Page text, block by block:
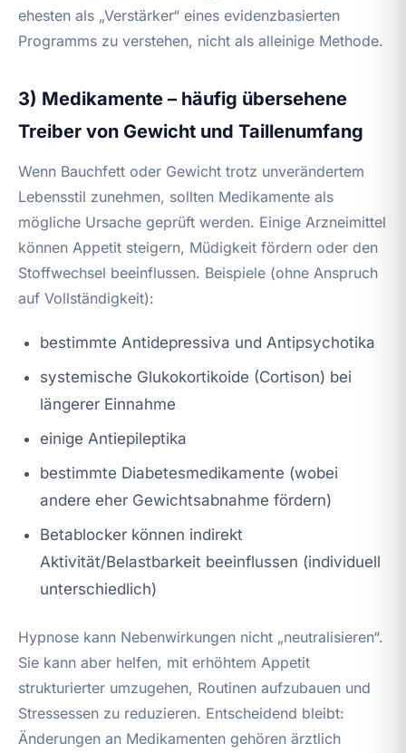
ehesten als „Verstärker“ eines evidenzbasierten
Programms zu verstehen, nicht als alleinige Methode.
3) Medikamente – häufig übersehene
Treiber von Gewicht und Taillenumfang
Wenn Bauchfett oder Gewicht trotz unverändertem
Lebensstil zunehmen, sollten Medikamente als
mögliche Ursache geprüft werden. Einige Arzneimittel
können Appetit steigern, Müdigkeit fördern oder den
Stoffwechsel beeinflussen. Beispiele (ohne Anspruch
auf Vollständigkeit):
bestimmte Antidepressiva und Antipsychotika
systemische Glukokortikoide (Cortison) bei
längerer Einnahme
einige Antiepileptika
bestimmte Diabetesmedikamente (wobei
andere eher Gewichtsabnahme fördern)
Betablocker können indirekt
Aktivität/Belastbarkeit beeinflussen (individuell
unterschiedlich)
Hypnose kann Nebenwirkungen nicht „neutralisieren“.
Sie kann aber helfen, mit erhöhtem Appetit
strukturierter umzugehen, Routinen aufzubauen und
Stressessen zu reduzieren. Entscheidend bleibt:
Änderungen an Medikamenten gehören ärztlich